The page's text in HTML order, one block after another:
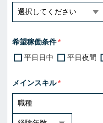
希望稼働条件
平日日中
平日夜間
メインスキル